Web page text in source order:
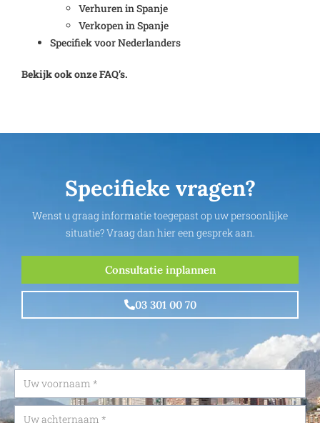
Verhuren in Spanje
Verkopen in Spanje
Specifiek voor Nederlanders
Bekijk ook onze FAQ’s.
Specifieke vragen?
Wenst u graag informatie toegepast op uw persoonlijke
situatie? Vraag dan hier een gesprek aan.
Consultatie inplannen
03 301 00 70